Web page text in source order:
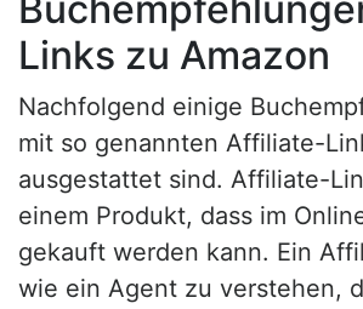
Links zu Amazon
Nachfolgend einige
mit so genannten Affiliate-
ausgestattet sind. Affiliate-
einem Produkt, dass im
gekauft werden kann. Ein
wie ein Agent zu verstehen,